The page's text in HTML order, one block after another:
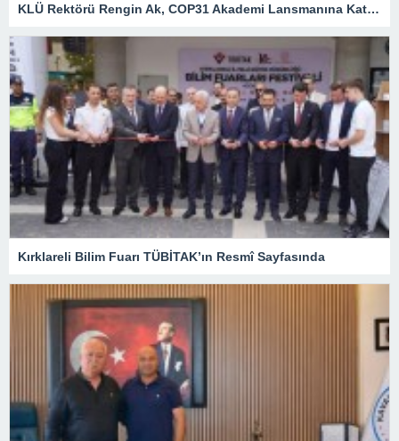
KLÜ Rektörü Rengin Ak, COP31 Akademi Lansmanına Katıldı
Kırklareli Bilim Fuarı TÜBİTAK’ın Resmî Sayfasında